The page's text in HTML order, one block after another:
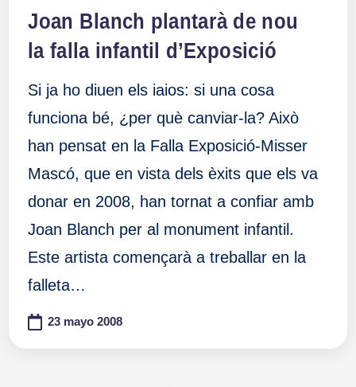
Joan Blanch plantarà de nou
la falla infantil d’Exposició
Si ja ho diuen els iaios: si una cosa
funciona bé, ¿per què canviar-la? Això
han pensat en la Falla Exposició-Misser
Mascó, que en vista dels èxits que els va
donar en 2008, han tornat a confiar amb
Joan Blanch per al monument infantil.
Este artista començarà a treballar en la
falleta…
23 mayo 2008